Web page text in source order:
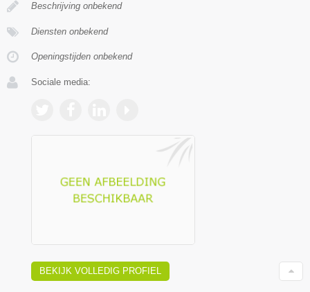
Beschrijving onbekend
Diensten onbekend
Openingstijden onbekend
Sociale media:
BEKIJK VOLLEDIG PROFIEL